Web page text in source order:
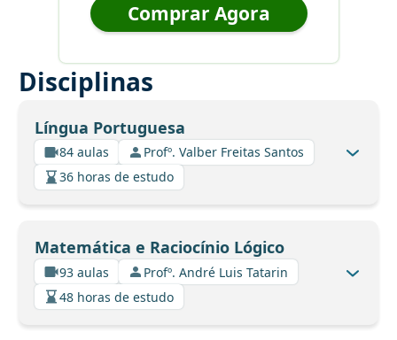
Comprar Agora
Disciplinas
Língua Portuguesa
84 aulas
Profº. Valber Freitas Santos
36 horas de estudo
Matemática e Raciocínio Lógico
93 aulas
Profº. André Luis Tatarin
48 horas de estudo